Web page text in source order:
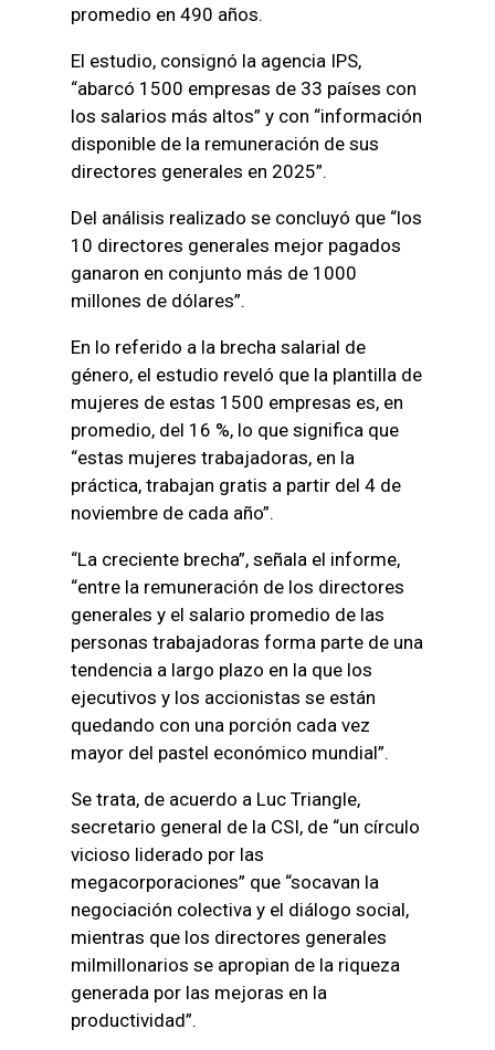
promedio en 490 años.
El estudio, consignó la agencia IPS,
“abarcó 1500 empresas de 33 países con
los salarios más altos” y con “información
disponible de la remuneración de sus
directores generales en 2025”.
Del análisis realizado se concluyó que “los
10 directores generales mejor pagados
ganaron en conjunto más de 1000
millones de dólares”.
En lo referido a la brecha salarial de
género, el estudio reveló que la plantilla de
mujeres de estas 1500 empresas es, en
promedio, del 16 %, lo que significa que
“estas mujeres trabajadoras, en la
práctica, trabajan gratis a partir del 4 de
noviembre de cada año”.
“La creciente brecha”, señala el informe,
“entre la remuneración de los directores
generales y el salario promedio de las
personas trabajadoras forma parte de una
tendencia a largo plazo en la que los
ejecutivos y los accionistas se están
quedando con una porción cada vez
mayor del pastel económico mundial”.
Se trata, de acuerdo a Luc Triangle,
secretario general de la CSI, de “un círculo
vicioso liderado por las
megacorporaciones” que “socavan la
negociación colectiva y el diálogo social,
mientras que los directores generales
milmillonarios se apropian de la riqueza
generada por las mejoras en la
productividad”.